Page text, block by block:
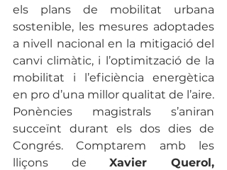
els plans de mobilitat urbana
sostenible, les mesures adoptades
a nivell nacional en la mitigació del
canvi climàtic, i l’optimització de la
mobilitat i l’eficiència energètica
Ponències magistrals s’aniran
succeïnt durant els dos dies de
Congrés. Comptarem amb les
lliçons de Xavier Querol,